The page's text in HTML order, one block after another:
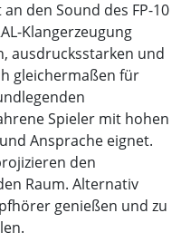
den Sound des FP-10
Klangerzeugung
ausdrucksstarken und
gleichermaßen für
Spieler mit hohen
Ansprache eignet.
den
Raum. Alternativ
genießen und zu